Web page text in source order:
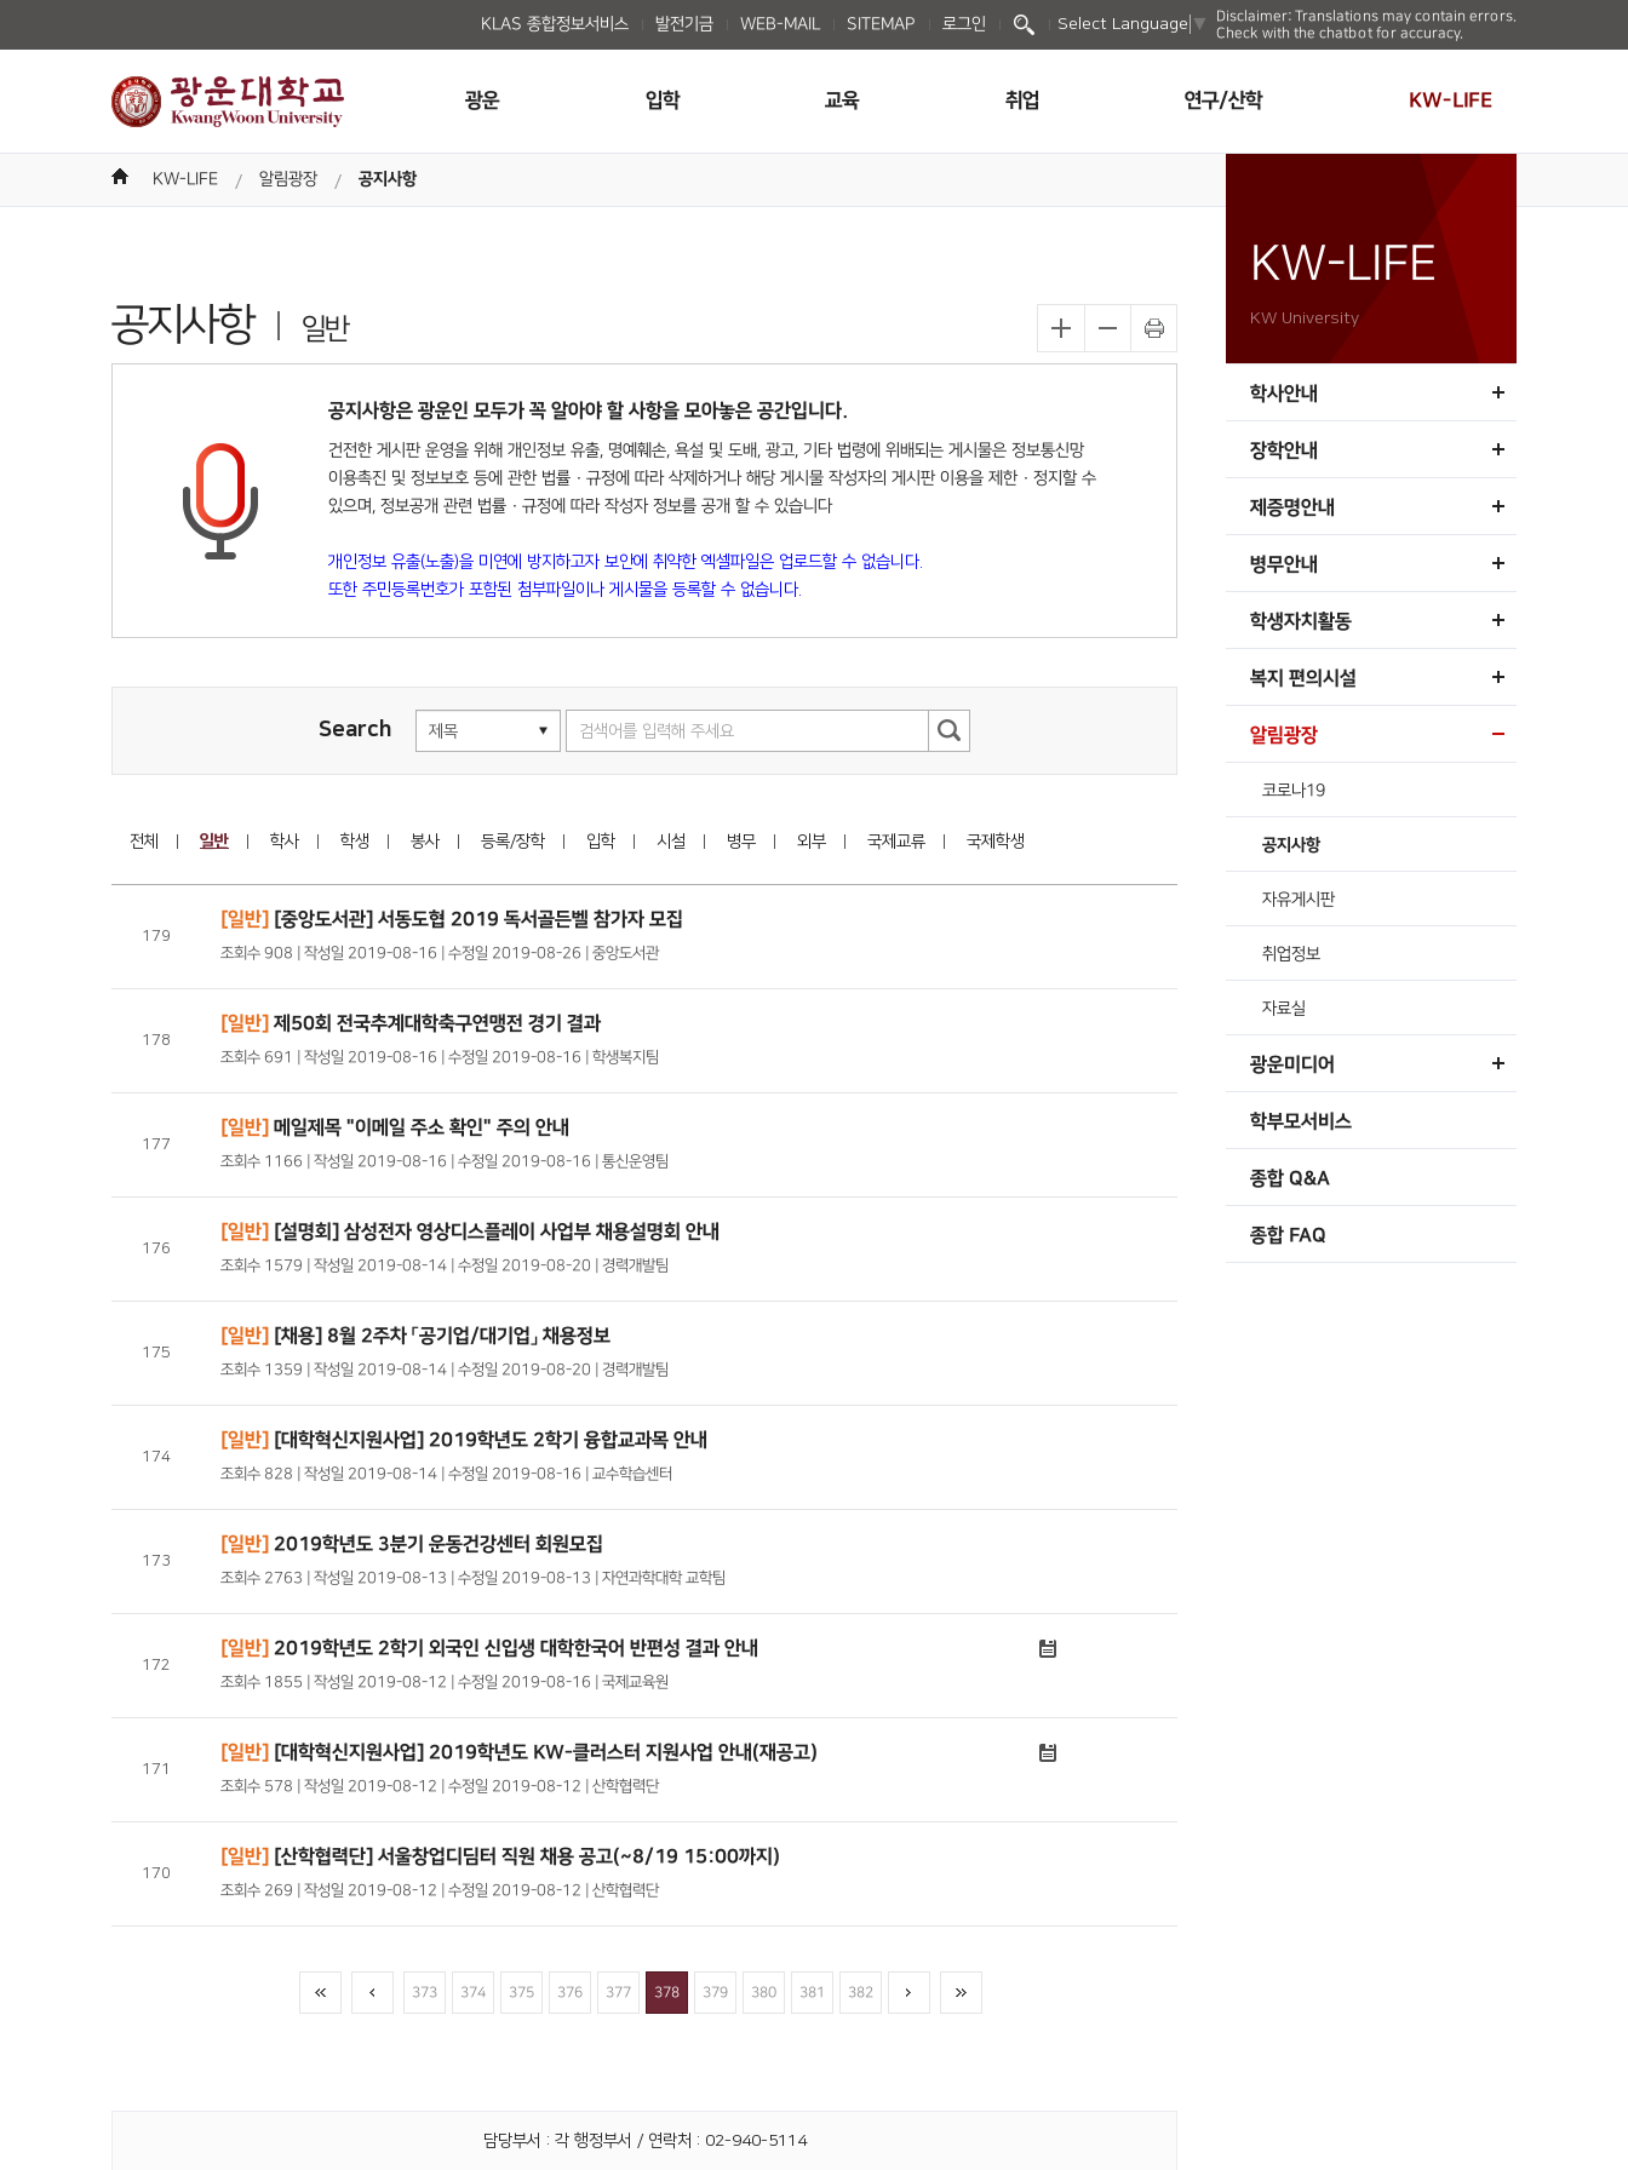
KLAS 종합정보서비스 발전기금 WEB-MAIL SITEMAP 로그인 Select Language ▼
Disclaimer: Translations may contain errors.
Check with the chatbot for accuracy.
광운 입학 교육 취업 연구/산학 KW-LIFE
KW-LIFE 알림광장 공지사항
공지사항 일반
공지사항은 광운인 모두가 꼭 알아야 할 사항을 모아놓은 공간입니다.
건전한 게시판 운영을 위해 개인정보 유출, 명예훼손, 욕설 및 도배, 광고, 기타 법령에 위배되는 게시물은 정보통신망
이용촉진 및 정보보호 등에 관한 법률 · 규정에 따라 삭제하거나 해당 게시물 작성자의 게시판 이용을 제한 · 정지할 수
있으며, 정보공개 관련 법률 · 규정에 따라 작성자 정보를 공개 할 수 있습니다
개인정보 유출(노출)을 미연에 방지하고자 보안에 취약한 엑셀파일은 업로드할 수 없습니다.
또한 주민등록번호가 포함된 첨부파일이나 게시물을 등록할 수 없습니다.
Search
전체 일반 학사 학생 봉사 등록/장학 입학 시설 병무 외부 국제교류 국제학생
179
[일반] [중앙도서관] 서동도협 2019 독서골든벨 참가자 모집
조회수 908 | 작성일 2019-08-16 | 수정일 2019-08-26 | 중앙도서관
178
[일반] 제50회 전국추계대학축구연맹전 경기 결과
조회수 691 | 작성일 2019-08-16 | 수정일 2019-08-16 | 학생복지팀
177
[일반] 메일제목 "이메일 주소 확인" 주의 안내
조회수 1166 | 작성일 2019-08-16 | 수정일 2019-08-16 | 통신운영팀
176
[일반] [설명회] 삼성전자 영상디스플레이 사업부 채용설명회 안내
조회수 1579 | 작성일 2019-08-14 | 수정일 2019-08-20 | 경력개발팀
175
[일반] [채용] 8월 2주차 「공기업/대기업」 채용정보
조회수 1359 | 작성일 2019-08-14 | 수정일 2019-08-20 | 경력개발팀
174
[일반] [대학혁신지원사업] 2019학년도 2학기 융합교과목 안내
조회수 828 | 작성일 2019-08-14 | 수정일 2019-08-16 | 교수학습센터
173
[일반] 2019학년도 3분기 운동건강센터 회원모집
조회수 2763 | 작성일 2019-08-13 | 수정일 2019-08-13 | 자연과학대학 교학팀
172
[일반] 2019학년도 2학기 외국인 신입생 대학한국어 반편성 결과 안내
조회수 1855 | 작성일 2019-08-12 | 수정일 2019-08-16 | 국제교육원
171
[일반] [대학혁신지원사업] 2019학년도 KW-클러스터 지원사업 안내(재공고)
조회수 578 | 작성일 2019-08-12 | 수정일 2019-08-12 | 산학협력단
170
[일반] [산학협력단] 서울창업디딤터 직원 채용 공고(~8/19 15:00까지)
조회수 269 | 작성일 2019-08-12 | 수정일 2019-08-12 | 산학협력단
373 374 375 376 377 378 379 380 381 382
담당부서 : 각 행정부서 / 연락처 : 02-940-5114
KW-LIFE
KW University
학사안내
장학안내
제증명안내
병무안내
학생자치활동
복지 편의시설
알림광장
코로나19
공지사항
자유게시판
취업정보
자료실
광운미디어
학부모서비스
종합 Q&A
종합 FAQ